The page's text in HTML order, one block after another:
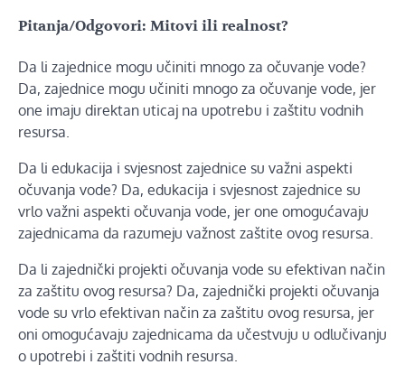
Pitanja/Odgovori: Mitovi ili realnost?
Da li zajednice mogu učiniti mnogo za očuvanje vode?
Da, zajednice mogu učiniti mnogo za očuvanje vode, jer
one imaju direktan uticaj na upotrebu i zaštitu vodnih
resursa.
Da li edukacija i svjesnost zajednice su važni aspekti
očuvanja vode? Da, edukacija i svjesnost zajednice su
vrlo važni aspekti očuvanja vode, jer one omogućavaju
zajednicama da razumeju važnost zaštite ovog resursa.
Da li zajednički projekti očuvanja vode su efektivan način
za zaštitu ovog resursa? Da, zajednički projekti očuvanja
vode su vrlo efektivan način za zaštitu ovog resursa, jer
oni omogućavaju zajednicama da učestvuju u odlučivanju
o upotrebi i zaštiti vodnih resursa.